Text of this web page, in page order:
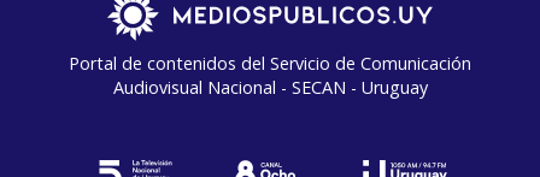
Portal de contenidos del Servicio de Comunicación
Audiovisual Nacional - SECAN - Uruguay